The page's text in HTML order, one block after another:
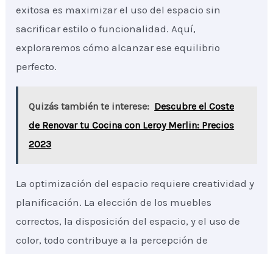
exitosa es maximizar el uso del espacio sin
sacrificar estilo o funcionalidad. Aquí,
exploraremos cómo alcanzar ese equilibrio
perfecto.
Quizás también te interese: Descubre el Coste
de Renovar tu Cocina con Leroy Merlin: Precios
2023
La optimización del espacio requiere creatividad y
planificación. La elección de los muebles
correctos, la disposición del espacio, y el uso de
color, todo contribuye a la percepción de